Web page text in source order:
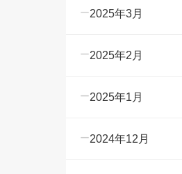
2025年3月
2025年2月
2025年1月
2024年12月